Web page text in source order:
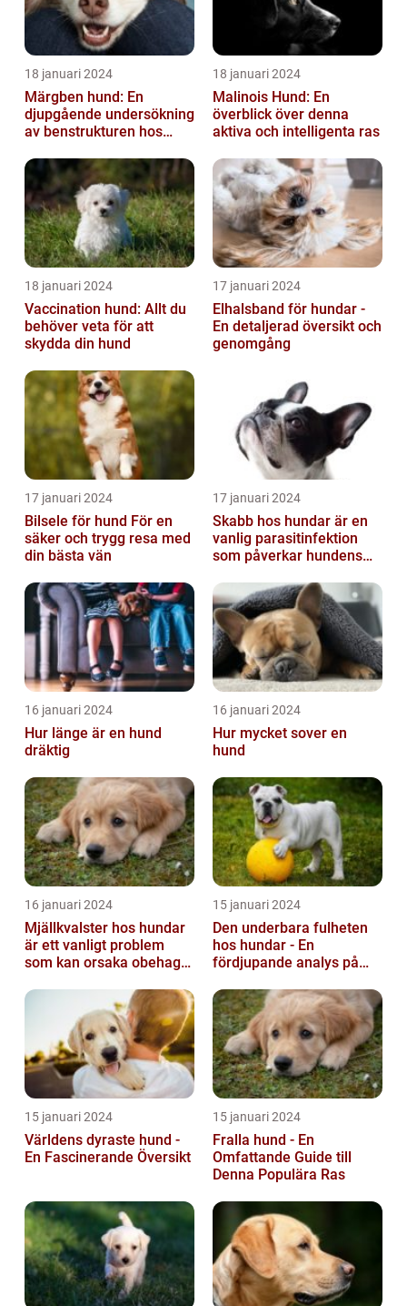
18 januari 2024
Märgben hund: En
djupgående undersökning
av benstrukturen hos
18 januari 2024
Malinois Hund: En
överblick över denna
aktiva och intelligenta ras
18 januari 2024
Vaccination hund: Allt du
behöver veta för att
skydda din hund
17 januari 2024
Elhalsband för hundar -
En detaljerad översikt och
genomgång
17 januari 2024
Bilsele för hund För en
säker och trygg resa med
din bästa vän
17 januari 2024
Skabb hos hundar är en
vanlig parasitinfektion
som påverkar hundens
16 januari 2024
Hur länge är en hund
dräktig
16 januari 2024
Hur mycket sover en
hund
16 januari 2024
Mjällkvalster hos hundar
är ett vanligt problem
som kan orsaka obehag
hunden...
15 januari 2024
Den underbara fulheten
hos hundar - En
fördjupande analys på
15 januari 2024
Världens dyraste hund -
En Fascinerande Översikt
15 januari 2024
Fralla hund - En
Omfattande Guide till
Denna Populära Ras